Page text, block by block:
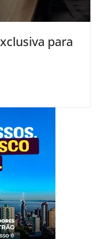
para